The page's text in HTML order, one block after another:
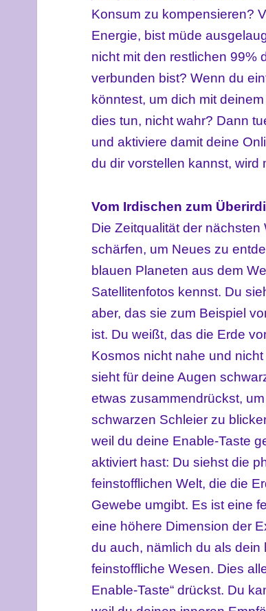
Konsum zu kompensieren?
Energie, bist müde
nicht mit den restlichen 99%
verbunden bist? Wenn du
könntest, um dich mit
dies tun, nicht wahr? Dann
und aktiviere damit deine
du dir vorstellen kannst, wird
Vom Irdischen zum
Die Zeitqualität der
schärfen, um Neues zu
blauen Planeten aus dem
Satellitenfotos kennst. Du
aber, das sie zum Beispiel
ist. Du weißt, das die Erde
Kosmos nicht nahe und
sieht für deine Augen
etwas zusammendrückst,
schwarzen Schleier zu
weil du deine Enable-Taste
aktiviert hast: Du siehst die
feinstofflichen Welt, die die
Gewebe umgibt. Es ist eine
eine höhere Dimension der
du auch, nämlich du als
feinstoffliche Wesen. Dies
Enable-Taste“ drückst. Du